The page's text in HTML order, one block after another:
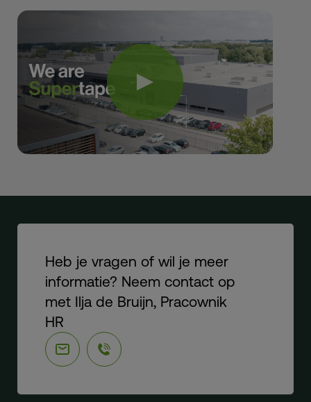
Heb je vragen of wil je meer
informatie? Neem contact op
met Ilja de Bruijn, Pracownik
HR